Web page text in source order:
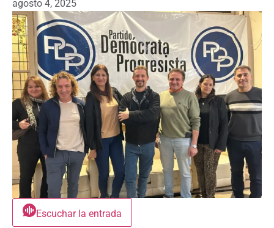
agosto 4, 2025
Escuchar la entrada